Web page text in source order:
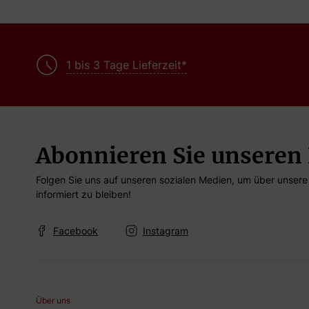
1 bis 3 Tage Lieferzeit*
Abonnieren Sie
Folgen Sie uns auf unseren sozialen Medien, um über
informiert zu bleiben!
Facebook Instagram
Über uns